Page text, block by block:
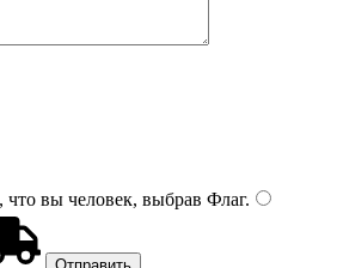
вы человек, выбрав Флаг.